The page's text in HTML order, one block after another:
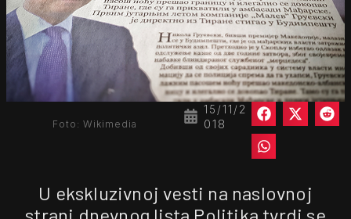
15/11/2
018
Foto: Wikimedia
U ekskluzivnoj vesti na naslovnoj
strani dnevnog lista Politika tvrdi se